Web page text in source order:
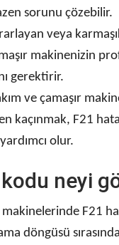
sorunu çözebilir.
veya
makinenizin
gerektirir.
ve çamaşır
kaçınmak, F21
olur.
neyi
makinelerinde F21
döngüsü